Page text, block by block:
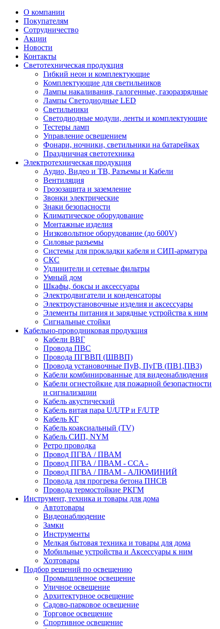
О компании
Покупателям
Сотрудничество
Акции
Новости
Контакты
Светотехническая продукция
Гибкий неон и комплектующие
Комплектующие для светильников
Лампы накаливания, галогенные, газоразрядные
Лампы Светодиодные LED
Светильники
Светодиодные модули, ленты и комплектующие
Тестеры ламп
Управление освещением
Фонари, ночники, светильники на батарейках
Праздничная светотехника
Электротехническая продукция
Аудио, Видео и ТВ, Разъемы и Кабели
Вентиляция
Грозозащита и заземление
Звонки электрические
Знаки безопасности
Климатическое оборудование
Монтажные изделия
Низковольтное оборудование (до 600V)
Силовые разъемы
Системы для прокладки кабеля и СИП-арматура
СКС
Удлинители и сетевые фильтры
Умный дом
Шкафы, боксы и аксессуары
Электродвигатели и конденсаторы
Электроустановочные изделия и аксессуары
Элементы питания и зарядные устройства к ним
Сигнальные стойки
Кабельно-проводниковая продукция
Кабели ВВГ
Провода ПВС
Провода ПГВВП (ШВВП)
Провода установочные ПуВ, ПуГВ (ПВ1,ПВ3)
Кабели комбинированные для видеонаблюдения
Кабели огнестойкие для пожарной безопастности
и сигнализации
Кабель акустический
Кабель витая пара U/UTP и F/UTP
Кабель КГ
Кабель коаксиальный (TV)
Кабель СИП, NYM
Ретро проводка
Провод ПГВА / ПВАМ
Провод ПГВА / ПВАМ - CCA -
Провод ПГВА / ПВАМ - АЛЮМИНИЙ
Провода для прогрева бетона ПНСВ
Провода термостойкие РКГМ
Инструмент, техника и товары для дома
Автотовары
Видеонаблюдение
Замки
Инструменты
Мелкая бытовая техника и товары для дома
Мобильные устройства и Аксессуары к ним
Хозтовары
Подбор решений по освещению
Промышленное освещение
Уличное освещение
Архитектурное освещение
Садово-парковое освещение
Торговое освещение
Спортивное освещение